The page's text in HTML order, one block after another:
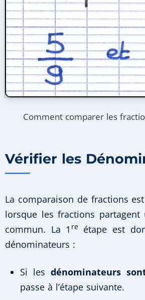
Comment comparer les
Vérifier les
La comparaison de fractions
lorsque les fractions partagent
commun. La 1 reétape est
dénominateurs :
Si les dénominateurs
passe à l’étape suivante.